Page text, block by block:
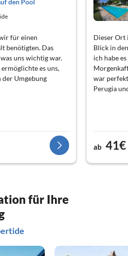
den Pool
für einen
benötigten. Das
uns wichtig war.
es uns,
der Umgebung
Dieser Ort
Blick in
ich habe
war
Perugia
ab 41€
für Ihre